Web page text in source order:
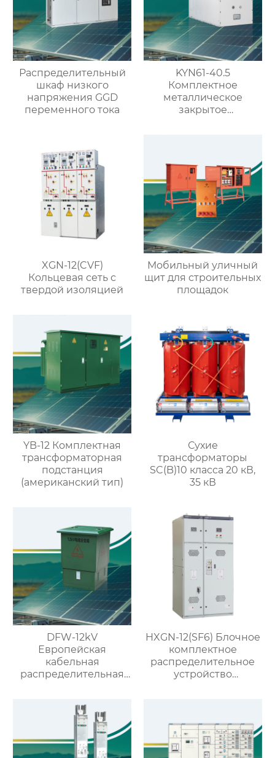
Распределительный
шкаф низкого
напряжения GGD
переменного тока
KYN61-40.5
Комплектное
металлическое
закрытое
XGN-12(CVF)
Кольцевая сеть с
твердой изоляцией
Мобильный уличный
щит для строительных
площадок
YB-12 Комплектная
трансформаторная
подстанция
(американский тип)
Сухие
трансформаторы
SC(B)10 класса 20 кВ,
35 кВ
DFW-12kV
Европейская
кабельная
распределительная
HXGN-12(SF6) Блочное
комплектное
распределительное
устройство